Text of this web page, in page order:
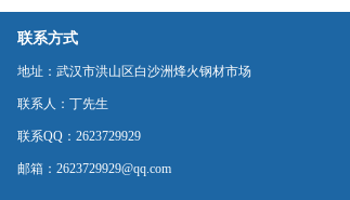
联系方式
地址：武汉市洪山区白沙洲烽火钢材市场
联系人：丁先生
联系QQ：2623729929
邮箱：2623729929@qq.com